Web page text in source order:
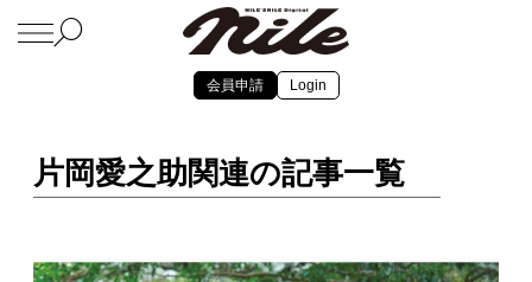
会員申請 Login
片岡愛之助関連の記事一覧